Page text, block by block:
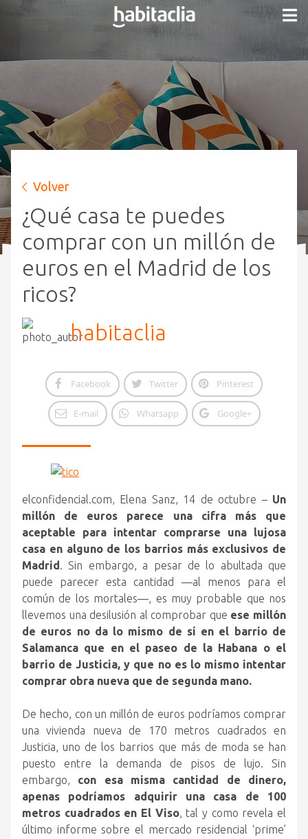
Volver
¿Qué casa te puedes
comprar con un millón de
euros en el Madrid de los
ricos?
habitaclia
Facebook Twitter Pinterest
E-mail Whatsapp Google+
elconfidencial.com, Elena Sanz, 14 de octubre – Un
millón de euros parece una cifra más que
aceptable para intentar comprarse una lujosa
casa en alguno de los barrios más exclusivos de
Madrid.Sin embargo, a pesar de lo abultada que
puede parecer esta cantidad —al menos para el
común de los mortales—, es muy probable que nos
llevemos una desilusión al comprobar que ese millón
de euros no da lo mismo de sí en el barrio de
Salamanca que en el paseo de la Habana o el
barrio de Justicia, y que no es lo mismo intentar
comprar obra nueva que de segunda mano.
De hecho, con un millón de euros podríamos comprar
una vivienda nueva de 170 metros cuadrados en
Justicia, uno de los barrios que más de moda se han
puesto entre la demanda de pisos de lujo. Sin
embargo, con esa misma cantidad de dinero,
apenas podríamos adquirir una casa de 100
metros cuadrados en El Viso, tal y como revela el
último informe sobre el mercado residencial ‘prime’